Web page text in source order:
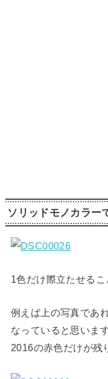
ソリッドモノカラー
1色だけ際立たせるこ
例えば上の写真であ
なっていると思いま
2016の赤色だけが残